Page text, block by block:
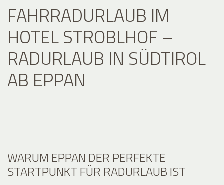
FAHRRADURLAUB IM
HOTEL STROBLHOF –
RADURLAUB IN SÜDTIROL
AB EPPAN
WARUM EPPAN DER PERFEKTE
STARTPUNKT FÜR RADURLAUB IST